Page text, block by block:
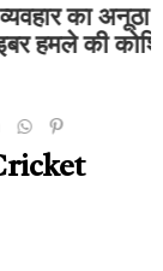
का अनूठा
की कोशिश